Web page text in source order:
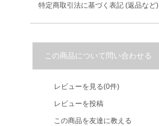
特定商取引法に基づく表記 (返品など)
この商品について問い合わせる
レビューを見る(0件)
レビューを投稿
この商品を友達に教える